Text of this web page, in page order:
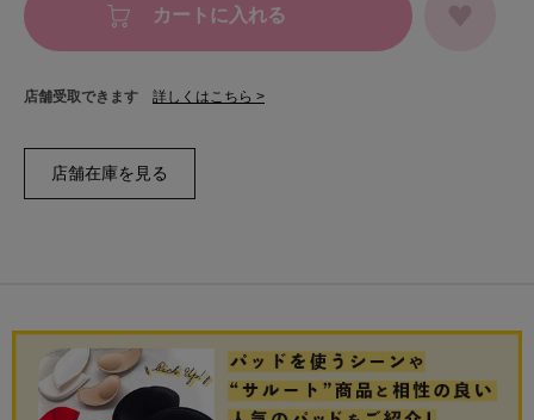
カートに入れる
店舗受取できます 詳しくはこちら >